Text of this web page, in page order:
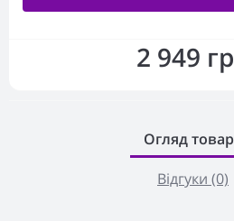
2 949
Огляд
Відгуки (0)